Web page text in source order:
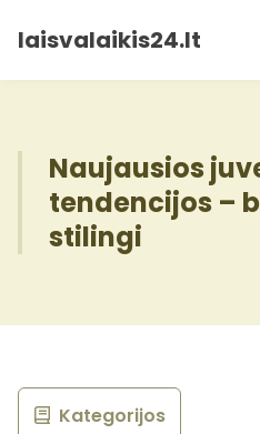
laisvalaikis24.lt
Naujausios
tendencijos –
stilingi
Kategorijos